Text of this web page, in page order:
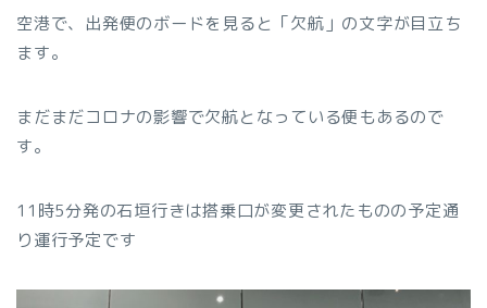
空港で、出発便のボードを見ると「欠航」の文字が目立ち
ます。
まだまだコロナの影響で欠航となっている便もあるので
す。
11時5分発の石垣行きは搭乗口が変更されたものの予定通
り運行予定です